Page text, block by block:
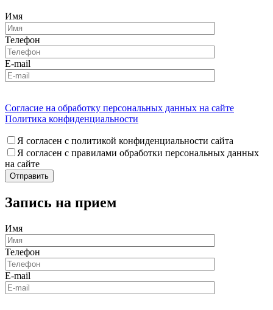
Имя
Телефон
E-mail
Согласие на обработку персональных данных на сайте
Политика конфиденциальности
Я согласен с политикой конфиденциальности сайта
Я согласен с правилами обработки персональных данных
на сайте
Запись на прием
Имя
Телефон
E-mail